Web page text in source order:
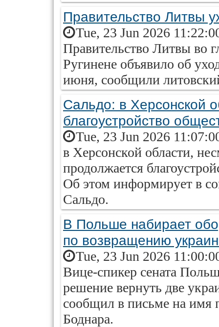
Правительство Литвы
Tue, 23 Jun 2026
Правительство Литвы во
Ругинене объявило об
июня, сообщили
Сальдо: в Херсонской
благоустройство
Tue, 23 Jun 2026
в Херсонской области,
продолжается
Об этом информирует в
Сальдо.
В Польше набирает
по возвращению
Tue, 23 Jun 2026
Вице-спикер сената
решение вернуть две
сообщил в письме на
Боднара.